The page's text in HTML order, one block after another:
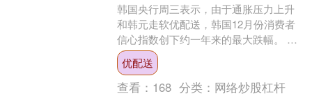
韩国央行周三表示，由于通胀压力上升
和韩元走软优配送，韩国12月份消费者
信心指数创下约一年来的最大跌幅。 据
韩国央行的调查，12月综合消费者心理
指数（CCSI）为....
优配送
查看： 168 分类： 网络炒股杠杆